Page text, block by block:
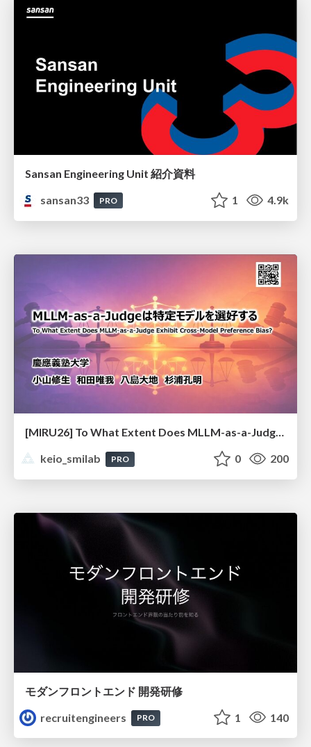
Sansan Engineering Unit 紹介資料
sansan33
PRO 1 4.9k
[MIRU26] To What Extent Does MLLM-as-a-Judge Exhibit Cross-Model Preference Bias?
keio_smilab
PRO 0 200
モダンフロントエンド 開発研修
recruitengineers
PRO 1 140